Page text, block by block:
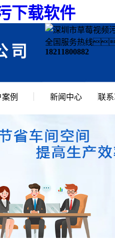
下载软件
司
全国服务热线
18211800882
例 新闻中心
行业资讯
常见问题
公司新闻
联